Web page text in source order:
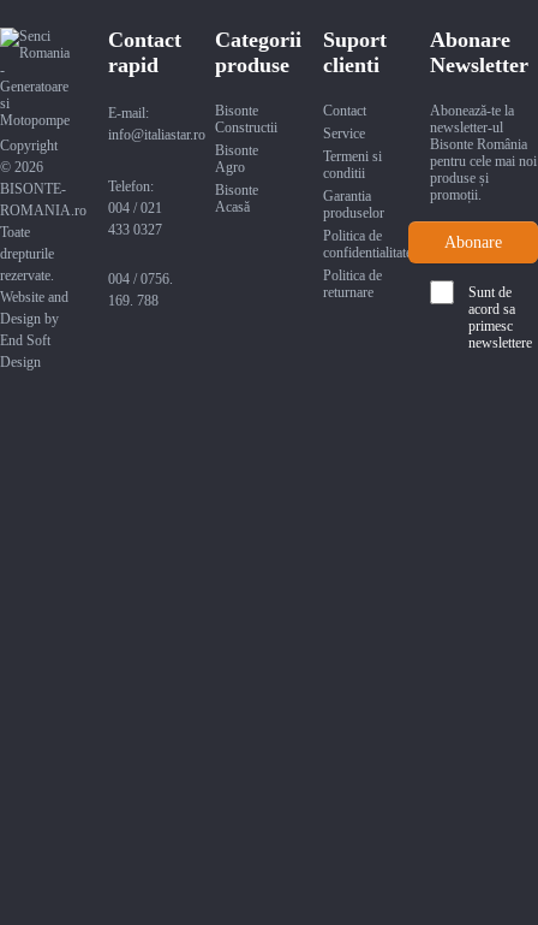
Copyright
© 2026
BISONTE-
ROMANIA.ro
Toate
drepturile
rezervate.
Website and
Design by
End Soft
Design
Contact
rapid
E-mail:
info@italiastar.ro
Telefon:
004 / 021
433 0327
004 / 0756.
169. 788
Categorii
produse
Bisonte
Constructii
Bisonte
Agro
Bisonte
Acasă
Suport
clienti
Contact
Service
Termeni si
conditii
Garantia
produselor
Politica de
confidentialitate
Politica de
returnare
Abonare
Newsletter
Abonează-te la
newsletter-ul
Bisonte România
pentru cele mai noi
produse și
promoții.
Sunt de
acord sa
primesc
newslettere